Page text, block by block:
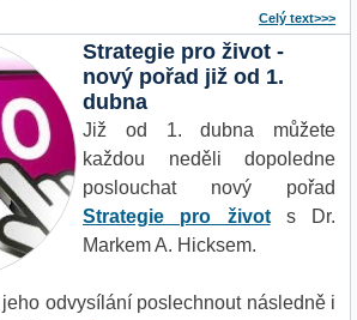
Celý text>>>
Strategie pro život -
nový pořad již od 1.
dubna
Již od 1. dubna můžete
každou neděli dopoledne
poslouchat nový pořad
Strategie pro živots Dr.
Markem A. Hicksem.
odvysílání poslechnout následně i